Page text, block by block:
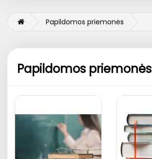
Papildomos priemonės
Papildomos priemonės